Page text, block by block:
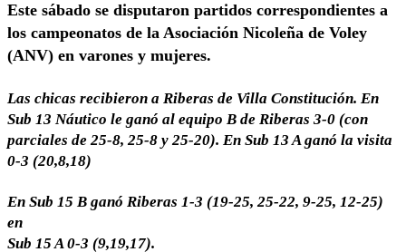
Este sábado se disputaron partidos correspondientes a
los campeonatos de la Asociación Nicoleña de Voley
(ANV) en varones y mujeres.
Las chicas recibieron a Riberas de Villa Constitución. En
Sub 13 Náutico le ganó al equipo B de Riberas 3-0 (con
parciales de 25-8, 25-8 y 25-20). En Sub 13 A ganó la visita
0-3 (20,8,18)
En Sub 15 B ganó Riberas 1-3 (19-25, 25-22, 9-25, 12-25)
en
Sub 15 A 0-3 (9,19,17).